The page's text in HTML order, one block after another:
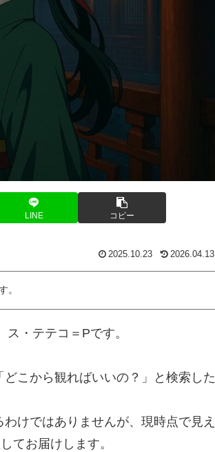
LINE コピー
2025.10.23 2026.04.13
。
・テテコ＝Pです。
こから観ればいいの？」と検索した
けではありませんが、現時点で見え
てお届けします。